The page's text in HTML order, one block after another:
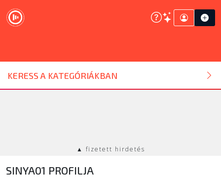
KERESS A KATEGÓRIÁKBAN
DJ ESZKÖZ
HANGTECHNIKA
▲ fizetett hirdetés
SINYA01 PROFILJA